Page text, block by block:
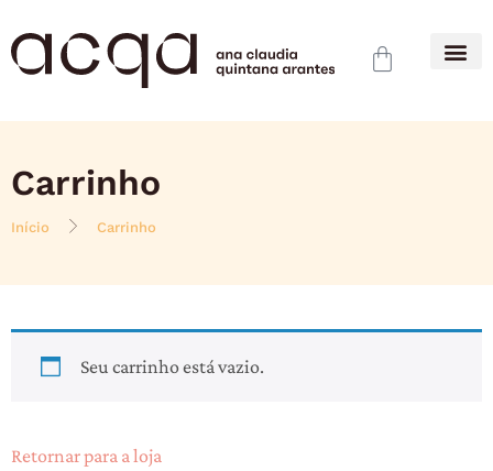
Carrinho
Início Carrinho
Seu carrinho está vazio.
Retornar para a loja